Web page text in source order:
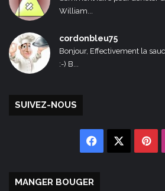
William...
cordonbleu75
Bonjour, Effectivement la
:-) B...
SUIVEZ-NOUS
Facebook
MANGER BOUGER